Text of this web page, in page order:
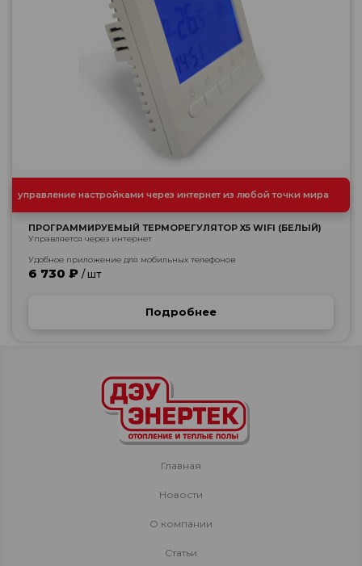
управление настройками через интернет из любой точки мира
ПРОГРАММИРУЕМЫЙ ТЕРМОРЕГУЛЯТОР X5 WIFI (БЕЛЫЙ)
Управляется через интернет
Удобное приложение для мобильных телефонов
6 730 ₽ / шт
Подробнее
Главная
Новости
О компании
Статьи